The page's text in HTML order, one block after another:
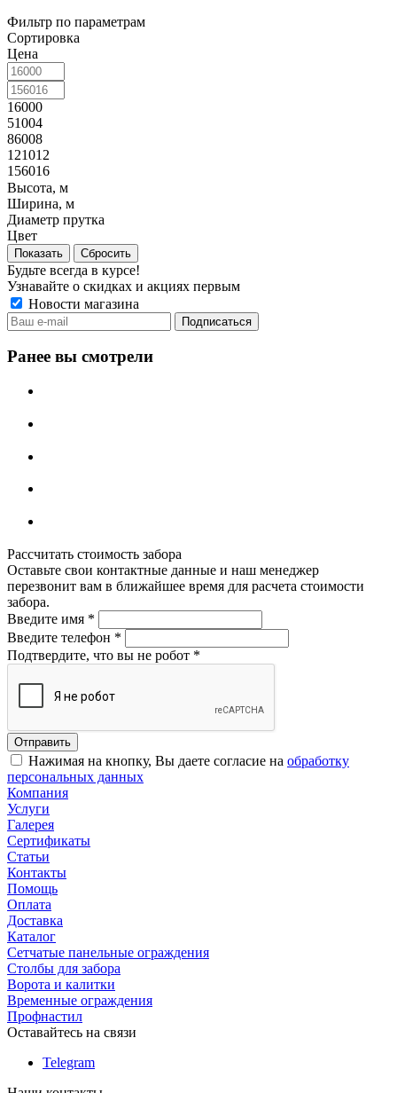
Фильтр по параметрам
Сортировка
Цена
16000
51004
86008
121012
156016
Высота, м
Ширина, м
Диаметр прутка
Цвет
Сбросить
Будьте всегда в курсе!
Узнавайте о скидках и акциях первым
Новости магазина
Ранее вы смотрели
Рассчитать стоимость забора
Оставьте свои контактные данные и наш менеджер
перезвонит вам в ближайшее время для расчета стоимости
забора.
Введите имя *
Введите телефон *
Подтвердите, что вы не робот *
Нажимая на кнопку, Вы даете согласие на обработку
персональных данных
Компания
Услуги
Галерея
Сертификаты
Статьи
Контакты
Помощь
Оплата
Доставка
Каталог
Сетчатые панельные ограждения
Столбы для забора
Ворота и калитки
Временные ограждения
Профнастил
Оставайтесь на связи
Telegram